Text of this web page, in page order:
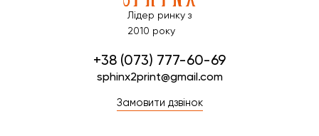
Лідер ринку з
2010 року
+38 (073) 777-60-69
sphinx2print@gmail.com
Замовити дзвінок